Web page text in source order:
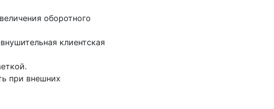
оборотного
клиентская
при внешних